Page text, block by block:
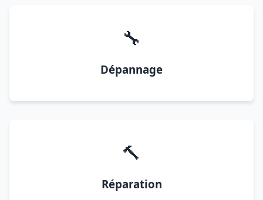
🔧
Dépannage
🔨
Réparation